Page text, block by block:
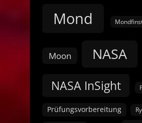
Mond
Moon NASA
NASA InSight
Prüfungsvorbereitung